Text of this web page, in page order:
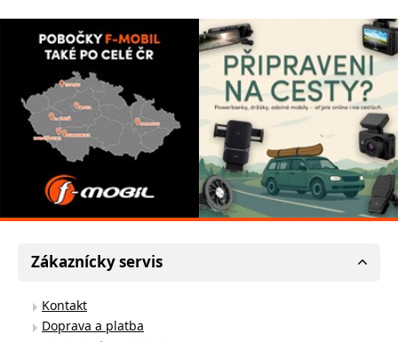
Zákaznícky servis
Kontakt
Doprava a platba